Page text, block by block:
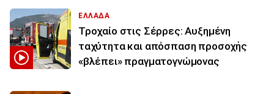
ΕΛΛΑΔΑ
Τροχαίο στις Σέρρες: Αυξημένη
ταχύτητα και απόσπαση προσοχής
«βλέπει» πραγματογνώμονας